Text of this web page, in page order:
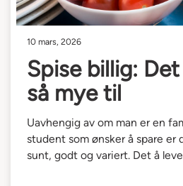
10 mars, 2026
Spise billig:
så mye til
Uavhengig av om man er en
student som ønsker å spare er
sunt, godt og variert. Det å